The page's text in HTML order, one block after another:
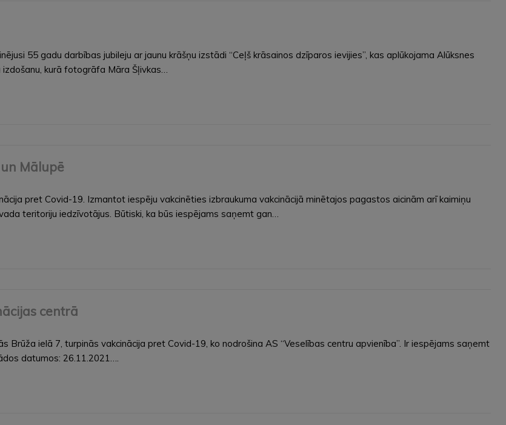
55 gadu darbības jubileju ar jaunu krāšņu izstādi “Ceļš krāsainos dzīparos ievijies”, kas aplūkojama Alūksnes
kurā fotogrāfa Māra Šļivkas…
Mālupē
pret Covid-19. Izmantot iespēju vakcinēties izbraukuma vakcinācijā minētajos pagastos aicinām arī kaimiņu
teritoriju iedzīvotājus. Būtiski, ka būs iespējams saņemt gan…
centrā
ielā 7, turpinās vakcinācija pret Covid-19, ko nodrošina AS “Veselības centru apvienība”. Ir iespējams saņemt
datumos: 26.11.2021….